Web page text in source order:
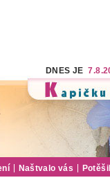
DNES JE
Naštvalo vás